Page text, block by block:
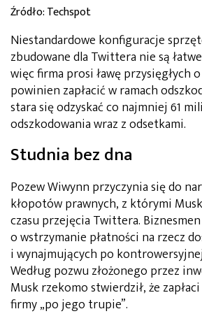
Źródło: Techspot
Niestandardowe konfiguracje
zbudowane dla Twittera nie są
więc firma prosi ławę przysięgłych
powinien zapłacić w ramach
stara się odzyskać co najmniej 61
odszkodowania wraz z odsetkami.
Studnia bez dna
Pozew Wiwynn przyczynia się do
kłopotów prawnych, z którymi
czasu przejęcia Twittera.
o wstrzymanie płatności na rzecz
i wynajmujących po
Według pozwu złożonego przez
Musk rzekomo stwierdził, że
firmy „po jego trupie”.